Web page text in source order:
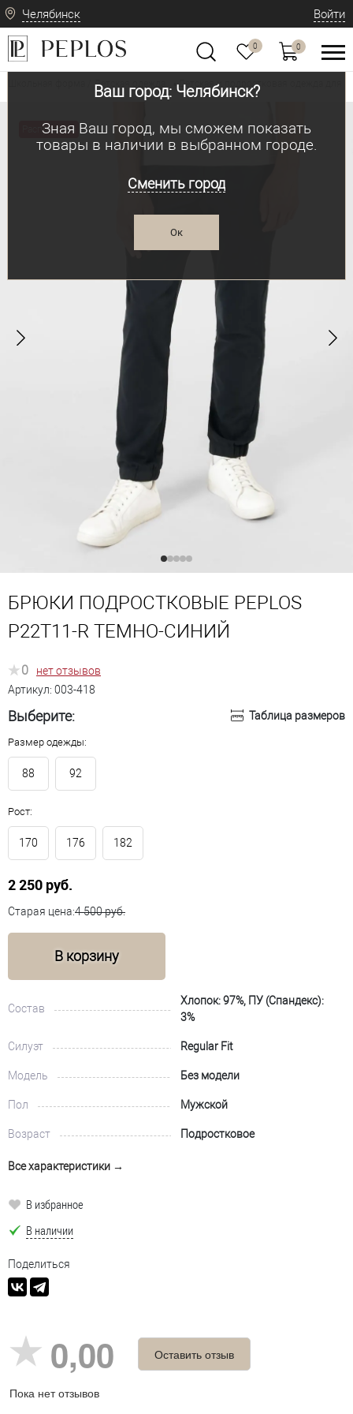
Челябинск
Ваш город: Челябинск?
Зная Ваш город, мы сможем показать
товары в наличии в выбранном городе.
Сменить город
Ок
Войти
0 0
Школьная форма / Детская одежда Детская и подростковая одежда для
Распродажа
БРЮКИ ПОДРОСТКОВЫЕ PEPLOS
P22T11-R ТЕМНО-СИНИЙ
0
нет отзывов
Артикул: 003-418
Выберите: Таблица размеров
Размер одежды:
88 92
Рост:
170 176 182
2 250 руб.
Старая цена:4 500 руб.
В корзину
Состав
Хлопок: 97%, ПУ (Спандекс):
3%
Силуэт Regular Fit
Модель Без модели
Пол Мужской
Возраст Подростковое
Все характеристики →
В избранное
В наличии
Поделиться
0,00
Пока нет отзывов
Оставить отзыв